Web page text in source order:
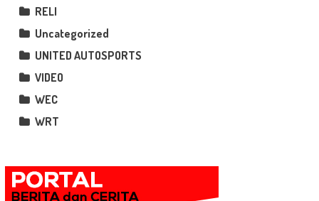
RELI
Uncategorized
UNITED AUTOSPORTS
VIDEO
WEC
WRT